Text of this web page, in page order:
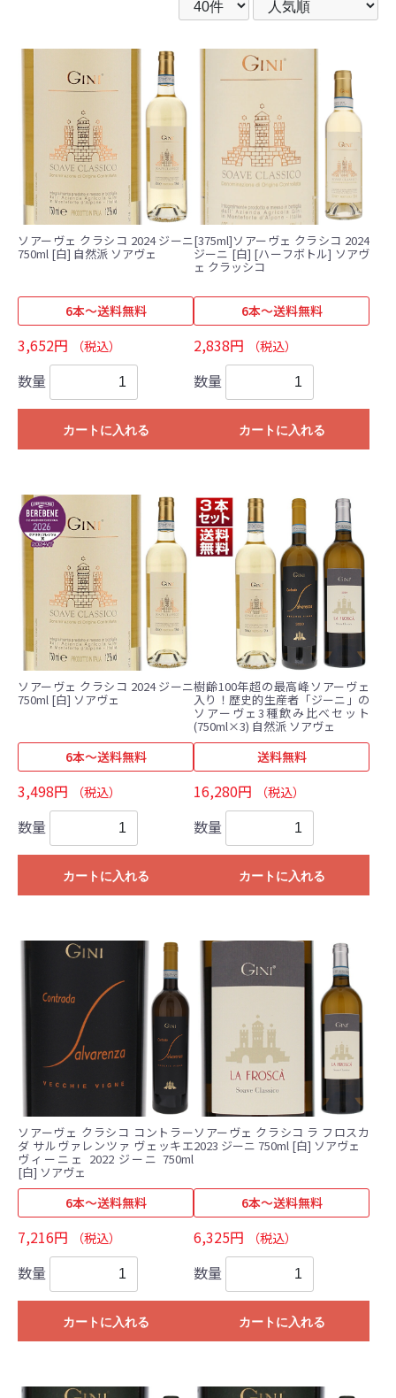
ソアーヴェ クラシコ 2024 ジーニ
750ml [白] 自然派 ソアヴェ
6本～送料無料
3,652円 （税込）
数量
カートに入れる
[375ml]ソアーヴェ クラシコ 2024
ジーニ [白] [ハーフボトル] ソアヴ
ェ クラッシコ
6本～送料無料
2,838円 （税込）
数量
カートに入れる
ソアーヴェ クラシコ 2024 ジーニ
750ml [白] ソアヴェ
6本～送料無料
3,498円 （税込）
数量
カートに入れる
樹齢100年超の最高峰ソアーヴェ
入り！歴史的生産者「ジーニ」の
ソアーヴェ3種飲み比べセット
(750ml×3) 自然派 ソアヴェ
送料無料
16,280円 （税込）
数量
カートに入れる
ソアーヴェ クラシコ コントラー
ダ サルヴァレンツァ ヴェッキエ
ヴィーニェ 2022 ジーニ 750ml
[白] ソアヴェ
6本～送料無料
7,216円 （税込）
数量
カートに入れる
ソアーヴェ クラシコ ラ フロスカ
2023 ジーニ 750ml [白] ソアヴェ
6本～送料無料
6,325円 （税込）
数量
カートに入れる